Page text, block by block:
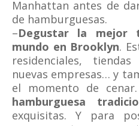
Manhattan antes de
de hamburguesas.
–Degustar la mejor
mundo en Brooklyn.
residenciales,
nuevas empresas… y
el momento de cenar.
hamburguesa
exquisitas. Y para